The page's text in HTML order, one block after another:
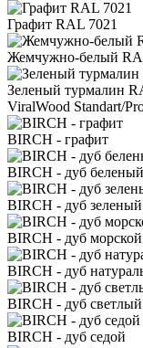
Графит RAL 7021
Жемчужно-белый
Зеленый турмалин
ViralWood Standart/
BIRCH - графит
BIRCH - дуб беленый
BIRCH - дуб зеленый
BIRCH - дуб морской
BIRCH - дуб
BIRCH - дуб светлый
BIRCH - дуб седой